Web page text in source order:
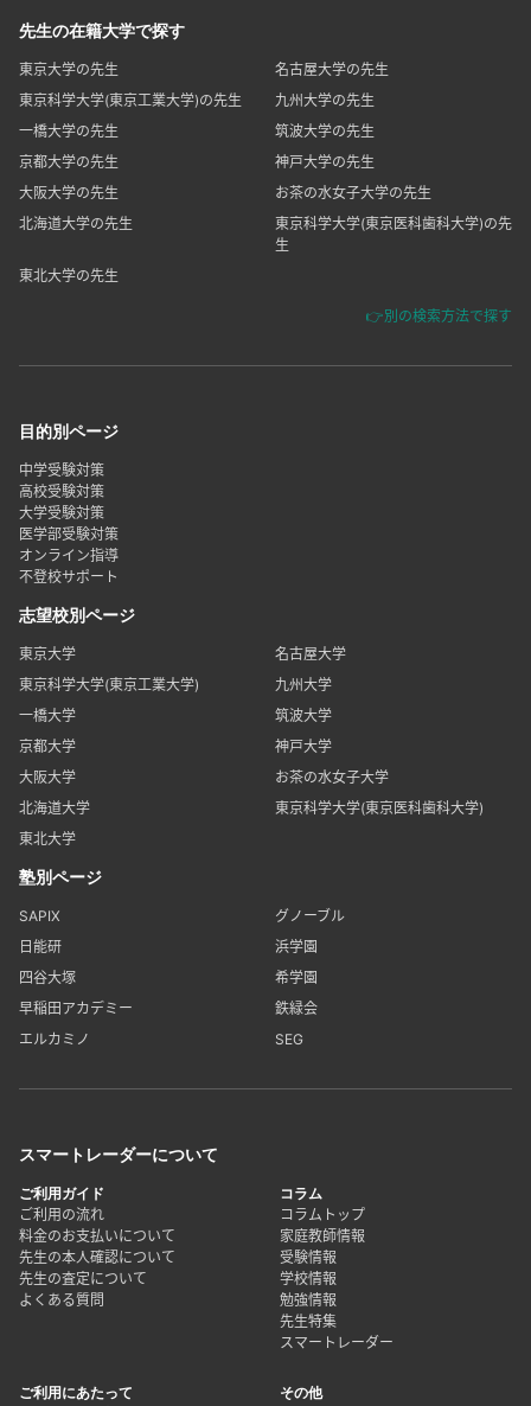
先生の在籍大学で探す
東京大学の先生
名古屋大学の先生
東京科学大学(東京工業大学)の先生
九州大学の先生
一橋大学の先生
筑波大学の先生
京都大学の先生
神戸大学の先生
大阪大学の先生
お茶の水女子大学の先生
北海道大学の先生
東京科学大学(東京医科歯科大学)の先
生
東北大学の先生
👉別の検索方法で探す
目的別ページ
中学受験対策
高校受験対策
大学受験対策
医学部受験対策
オンライン指導
不登校サポート
志望校別ページ
東京大学
名古屋大学
東京科学大学(東京工業大学)
九州大学
一橋大学
筑波大学
京都大学
神戸大学
大阪大学
お茶の水女子大学
北海道大学
東京科学大学(東京医科歯科大学)
東北大学
塾別ページ
SAPIX
グノーブル
日能研
浜学園
四谷大塚
希学園
早稲田アカデミー
鉄緑会
エルカミノ
SEG
スマートレーダーについて
ご利用ガイド
ご利用の流れ
料金のお支払いについて
先生の本人確認について
先生の査定について
よくある質問
コラム
コラムトップ
家庭教師情報
受験情報
学校情報
勉強情報
先生特集
スマートレーダー
ご利用にあたって その他